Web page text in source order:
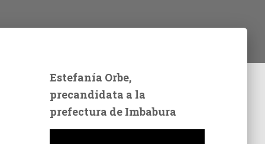
Estefanía Orbe,
precandidata a la
prefectura de Imbabura